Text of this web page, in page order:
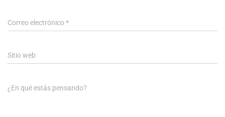
Correo electrónico*
Sitio web
¿En qué estás pensando?